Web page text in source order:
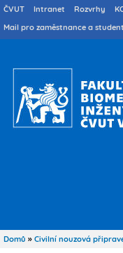
Druhé
menu
ČVUT Intranet Rozvrhy
Mail pro zaměstnance a
Drobečková
Domů Civilní nouzová